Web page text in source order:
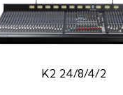
K2 24/8/4/2